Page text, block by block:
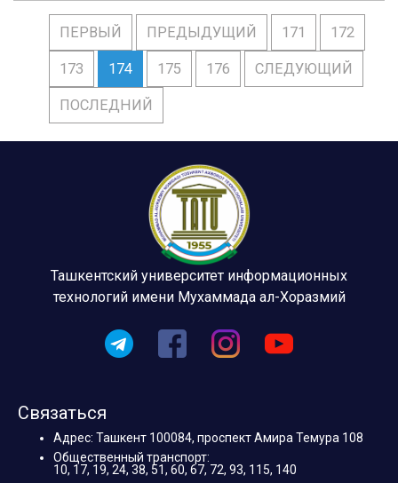
ПЕРВЫЙ ПРЕДЫДУЩИЙ 171 172
173 174 175 176 СЛЕДУЮЩИЙ
ПОСЛЕДНИЙ
Ташкентский университет информационных
технологий имени Мухаммада ал-Хоразмий
Связаться
Адрес: Ташкент 100084, проспект Амира Темура 108
Общественный транспорт:
10, 17, 19, 24, 38, 51, 60, 67, 72, 93, 115, 140